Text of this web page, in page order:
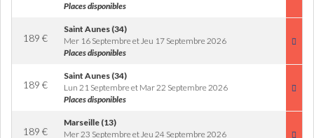
Places disponibles
189 €
Saint Aunes (34)
Mer 16 Septembre et Jeu 17 Septembre 2026
Places disponibles
189 €
Saint Aunes (34)
Lun 21 Septembre et Mar 22 Septembre 2026
Places disponibles
189 €
Marseille (13)
Mer 23 Septembre et Jeu 24 Septembre 2026